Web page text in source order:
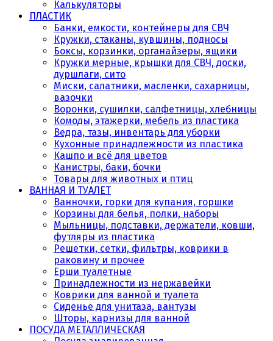
Калькуляторы
ПЛАСТИК
Банки, емкости, контейнеры для СВЧ
Кружки, стаканы, кувшины, подносы
Боксы, корзинки, органайзеры, ящики
Кружки мерные, крышки для СВЧ, доски,
дуршлаги, сито
Миски, салатники, масленки, сахарницы,
вазочки
Воронки, сушилки, салфетницы, хлебницы
Комоды, этажерки, мебель из пластика
Ведра, тазы, инвентарь для уборки
Кухонные принадлежности из пластика
Кашпо и всё для цветов
Канистры, баки, бочки
Товары для животных и птиц
ВАННАЯ И ТУАЛЕТ
Ванночки, горки для купания, горшки
Корзины для белья, полки, наборы
Мыльницы, подставки, держатели, ковши,
футляры из пластика
Решетки, сетки, фильтры, коврики в
раковину и прочее
Ерши туалетные
Принадлежности из нержавейки
Коврики для ванной и туалета
Сиденье для унитаза, вантузы
Шторы, карнизы для ванной
ПОСУДА МЕТАЛЛИЧЕСКАЯ